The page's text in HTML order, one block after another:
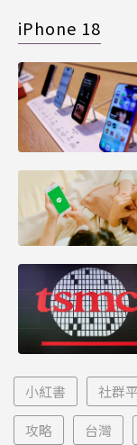
iPhone 18
小紅書 社群
攻略 台灣